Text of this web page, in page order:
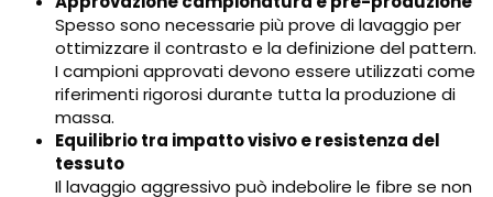
Spesso sono necessarie più prove di lavaggio per
ottimizzare il contrasto e la definizione del pattern.
I campioni approvati devono essere utilizzati come
riferimenti rigorosi durante tutta la produzione di
massa.
Equilibrio tra impatto visivo e resistenza del
tessuto
Il lavaggio aggressivo può indebolire le fibre se non